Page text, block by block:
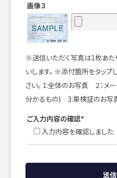
画像３
※送信いただく写真は1枚あ
いします。 ※添付箇所をタップ
さい。 1:全体のお写真 ２：メ
分かるもの) 3:車検証のお写
ご入力内容の確認*
入力内容を確認しました